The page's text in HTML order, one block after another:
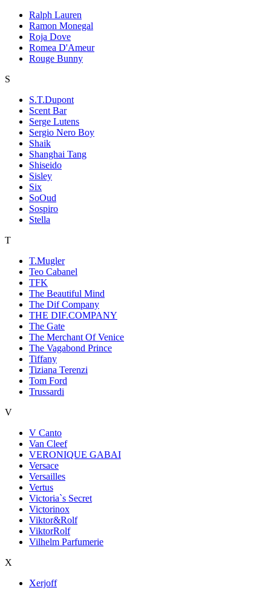
Ralph Lauren
Ramon Monegal
Roja Dove
Romea D'Ameur
Rouge Bunny
S
S.T.Dupont
Scent Bar
Serge Lutens
Sergio Nero Boy
Shaik
Shanghai Tang
Shiseido
Sisley
Six
SoOud
Sospiro
Stella
T
T.Mugler
Teo Cabanel
TFK
The Beautiful Mind
The Dif Company
THE DIF.COMPANY
The Gate
The Merchant Of Venice
The Vagabond Prince
Tiffany
Tiziana Terenzi
Tom Ford
Trussardi
V
V Canto
Van Cleef
VERONIQUE GABAI
Versace
Versailles
Vertus
Victoria`s Secret
Victorinox
Viktor&Rolf
ViktorRolf
Vilhelm Parfumerie
X
Xerjoff